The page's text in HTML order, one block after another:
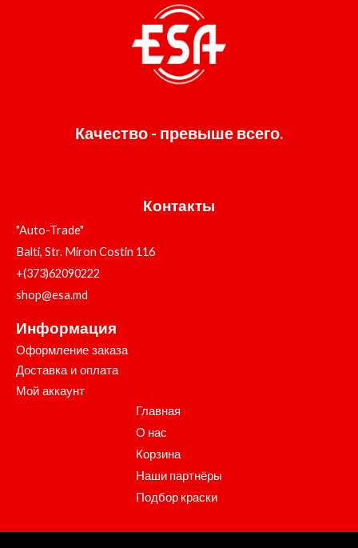
Качество - превыше всего.
Контакты
"Auto-Trade"
Balti, Str. Miron Costin 116
+(373)62090222
shop@esa.md
Информация
Оформление заказа
Доставка и оплата
Мой аккаунт
Главная
О нас
Корзина
Наши партнёры
Подбор краски